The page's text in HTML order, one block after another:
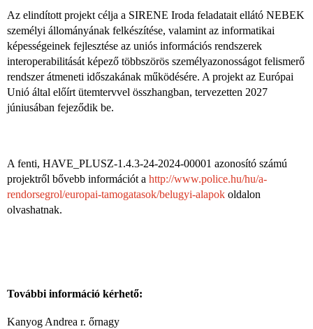
Az elindított projekt célja a SIRENE Iroda feladatait ellátó NEBEK
személyi állományának felkészítése, valamint az informatikai
képességeinek fejlesztése az uniós információs rendszerek
interoperabilitását képező többszörös személyazonosságot felismerő
rendszer átmeneti időszakának működésére. A projekt az Európai
Unió által előírt ütemtervvel összhangban, tervezetten 2027
júniusában fejeződik be.
A fenti, HAVE_PLUSZ-1.4.3-24-2024-00001 azonosító számú
projektről bővebb információt a http://www.police.hu/hu/a-
rendorsegrol/europai-tamogatasok/belugyi-alapok oldalon
olvashatnak.
További információ kérhető:
Kanyog Andrea r. őrnagy